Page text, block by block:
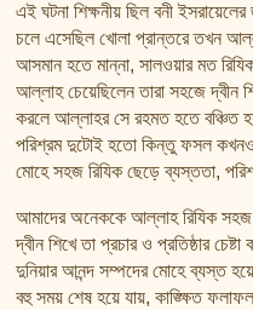
এই ঘটনা শিক্ষনীয় ছিল বনী
চলে এসেছিল খোলা প্রান্তরে তখন
আসমান হতে মান্না, সালওয়ার মত
আল্লাহ চেয়েছিলেন তারা সহজে দ্বীন
করলে আল্লাহর সে রহমত হতে
পরিশ্রম দুটোই হতো কিন্তু ফসল কখনও
মোহে সহজ রিযিক ছেড়ে ব্যস্ততা,
আমাদের অনেককে আল্লাহ রিযিক সহজ
দ্বীন শিখে তা প্রচার ও প্রতিষ্ঠার
দুনিয়ার আনন্দ সম্পদের মোহে ব্যস্ত
বহু সময় শেষ হয়ে যায়, কাঙ্ক্ষিত